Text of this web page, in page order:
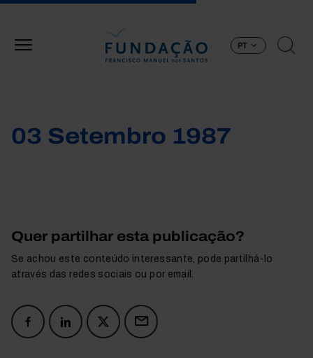
PT
03 Setembro 1987
Quer partilhar esta publicação?
Se achou este conteúdo interessante, pode partilhá-lo
através das redes sociais ou por email.